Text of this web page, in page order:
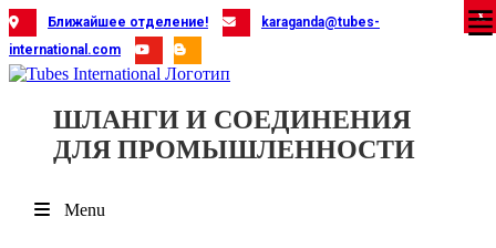
Skip
to
content
Ближайшее отделение!
karaganda@tubes-
international.com
ШЛАНГИ И СОЕДИНЕНИЯ
ДЛЯ ПРОМЫШЛЕННОСТИ
Menu
X
X
X
X
X
X
X
X
X
X
X
X
X
X
X
X
X
X
X